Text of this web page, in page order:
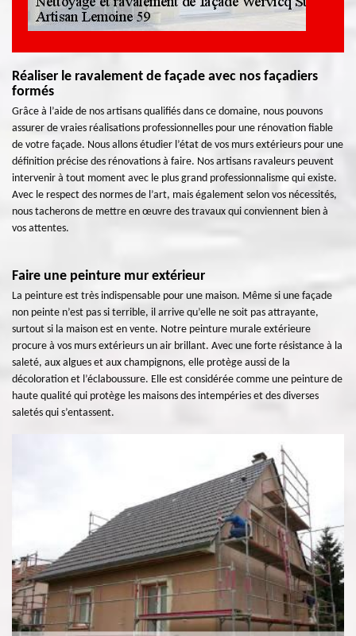
Réaliser le ravalement de façade avec nos façadiers
formés
Grâce à l’aide de nos artisans qualifiés dans ce domaine, nous pouvons
assurer de vraies réalisations professionnelles pour une rénovation fiable
de votre façade. Nous allons étudier l’état de vos murs extérieurs pour une
définition précise des rénovations à faire. Nos artisans ravaleurs peuvent
intervenir à tout moment avec le plus grand professionnalisme qui existe.
Avec le respect des normes de l’art, mais également selon vos nécessités,
nous tacherons de mettre en œuvre des travaux qui conviennent bien à
vos attentes.
Faire une peinture mur extérieur
La peinture est très indispensable pour une maison. Même si une façade
non peinte n’est pas si terrible, il arrive qu’elle ne soit pas attrayante,
surtout si la maison est en vente. Notre peinture murale extérieure
procure à vos murs extérieurs un air brillant. Avec une forte résistance à la
saleté, aux algues et aux champignons, elle protège aussi de la
décoloration et l’éclaboussure. Elle est considérée comme une peinture de
haute qualité qui protège les maisons des intempéries et des diverses
saletés qui s’entassent.